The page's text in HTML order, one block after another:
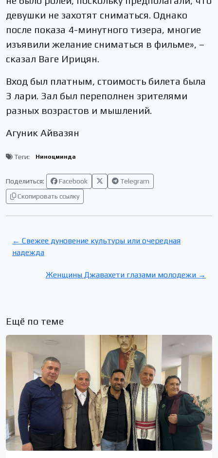
девушки не захотят сниматься. Однако
после показа 4-минутного тизера, многие
изъявили желание сниматься в фильме», –
сказал Ваге Ирицян.
Вход был платным, стоимость билета была
3 лари. Зал был переполнен зрителями
разных возрастов и мышлений.
Агуник Айвазян
Теги: Ниноцминда
Поделиться: Facebook
Telegram
Скопировать ссылку
← Свежее дуновение культуры или очередная
надежда
Женщины Джавахети глазами молодежи →
Ещё по теме